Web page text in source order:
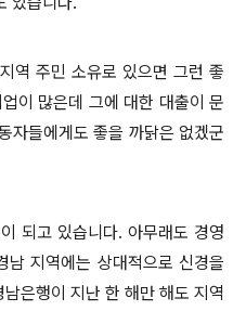
역 주민 소유로 있으면 그런 좋
이 많은데 그에 대한 대출이 문
자들에게도 좋을 까닭은 없겠군
되고 있습니다. 아무래도 경영
지역에는 상대적으로 신경을
은행이 지난 한 해만 해도 지역